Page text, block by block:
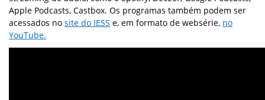
Apple Podcasts, Castbox. Os programas também podem ser
acessados no site do IESS e, em formato de websérie, no
YouTube.